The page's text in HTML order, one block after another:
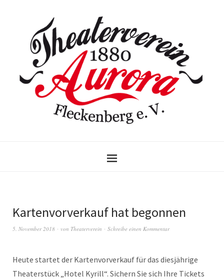
Kartenvorverkauf hat begonnen
5. November 2018 von Theaterverein Schreibe einen Kommentar
Heute startet der Kartenvorverkauf für das diesjährige
Theaterstück „Hotel Kyrill“. Sichern Sie sich Ihre Tickets